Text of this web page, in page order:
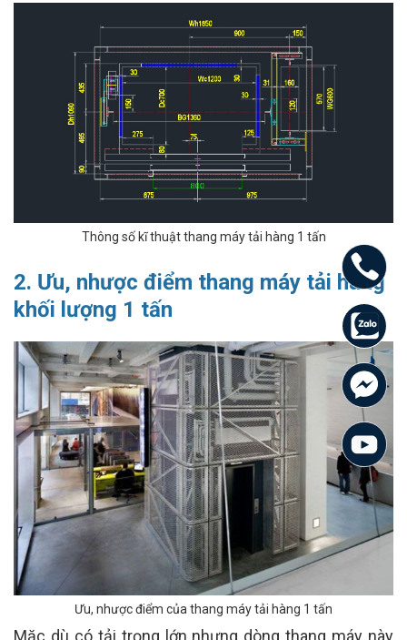
Thông số kĩ thuật thang máy tải hàng 1 tấn
2. Ưu, nhược điểm thang máy tải hàng
khối lượng 1 tấn
Ưu, nhược điểm của thang máy tải hàng 1 tấn
Mặc dù có tải trọng lớn nhưng dòng thang máy này